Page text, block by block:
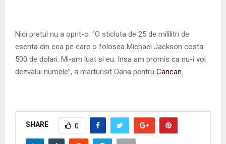
Nici pretul nu a oprit-o. “O sticluta de 25 de mililitri de
esenta din cea pe care o folosea Michael Jackson costa
500 de dolari. Mi-am luat si eu. Insa am promis ca nu-i voi
dezvalui numele”, a marturisit Oana pentru Cancan.
SHARE 0